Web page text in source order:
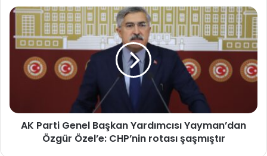
AK
Parti
Genel
Başkan
Yardımcısı
Yayman’dan
CHP’nin
rotasıAK Parti Genel Başkan Yardımcısı Yayman’dan
Özgür Özel’e: CHP’nin rotası şaşmıştır